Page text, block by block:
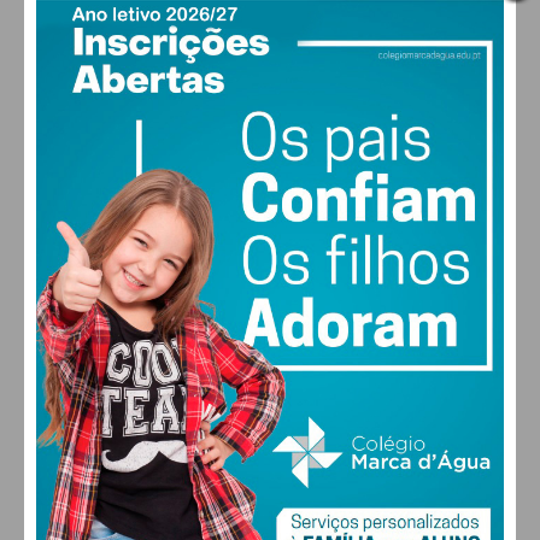
Eu li e concordo com ostermos e
condições